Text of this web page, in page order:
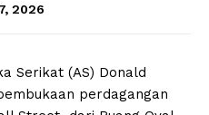
2026
Serikat (AS) Donald
perdagangan